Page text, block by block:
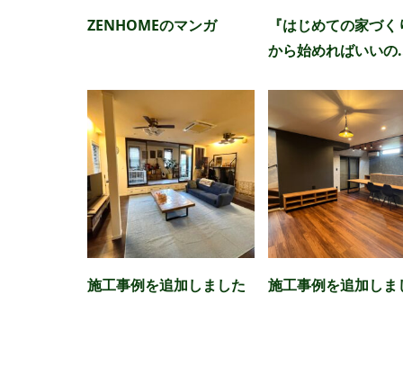
ZENHOMEのマンガ
『はじめての家づく
から始めればいいの
施工事例を追加しました 施工事例を追加しま